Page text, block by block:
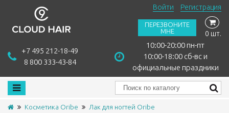
+7 495 212-18-49
8 800 333-43-84
10:00-20:00 пн-пт
10:00-18:00 сб-вс и
официальные праздники
Войти Регистрация
ПЕРЕЗВОНИТЕ
МНЕ
0 шт.
Косметика Oribe
Лак для ногтей Oribe